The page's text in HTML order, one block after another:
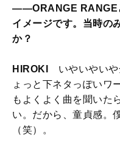
――ORANGE RANGE
イメージです。当時の
か？
HIROKI いやいやい
ょっと下ネタっぽいワ
もよくよく曲を聞いた
い。だから、童貞感。
（笑）。